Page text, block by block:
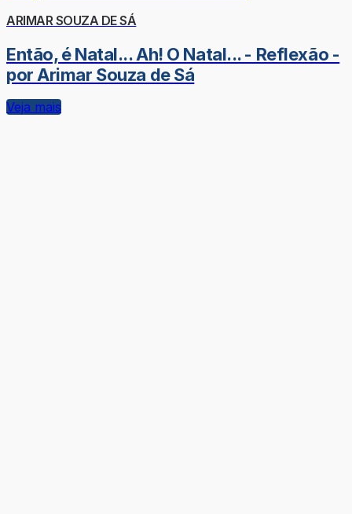
ARIMAR SOUZA DE SÁ
Então, é Natal... Ah! O Natal... - Reflexão -
por Arimar Souza de Sá
Veja mais